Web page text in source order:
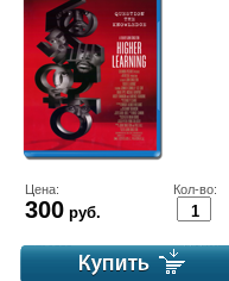
Цена:
300 руб.
Кол-во: